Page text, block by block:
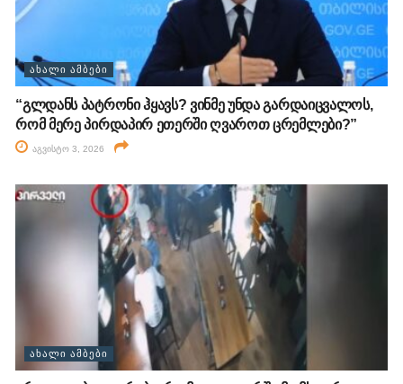
ᲐᲮᲐᲚᲘ ᲐᲛᲑᲔᲑᲘ
“გლდანს პატრონი ჰყავს? ვინმე უნდა გარდაიცვალოს,
რომ მერე პირდაპირ ეთერში ღვაროთ ცრემლები?”
აგვისტო 3, 2026
ᲐᲮᲐᲚᲘ ᲐᲛᲑᲔᲑᲘ